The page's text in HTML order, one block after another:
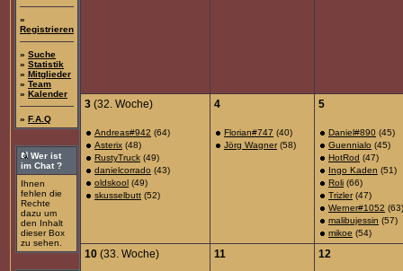
»
Registrieren
» Suche
» Statistik
» Mitglieder
» Team
» Kalender
» F.A.Q
Wer ist
im Chat ?
Ihnen
fehlen die
Rechte
dazu um
den Inhalt
dieser Box
zu sehen.
3 (32. Woche)
Andreas#942 (64)
Asterix (48)
RustyTruck (49)
danielcorrado (43)
oldskool (49)
skusselbutt (52)
4
Florian#747 (40)
Jörg Wagner(58)
5
Daniel#890 (45)
Guennialo (45)
HotRod (47)
Ingo Kaden (51)
Roli (66)
Trizler(47)
Werner#1052 (63)
malibujessin (57)
mikoe (54)
10 (33. Woche) 11 12